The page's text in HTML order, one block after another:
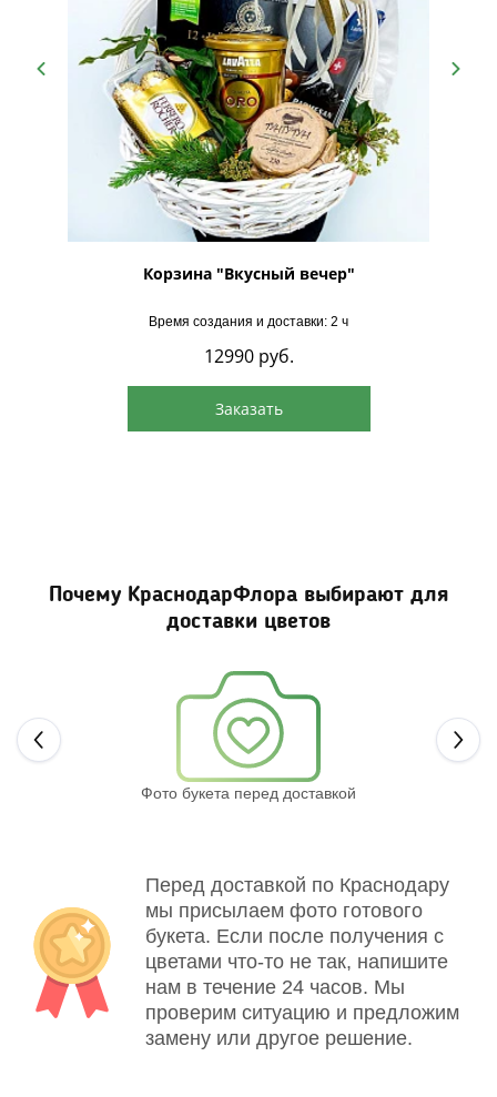
Корзина "Вкусный вечер"
Время создания и доставки: 2 ч
12990 руб.
Заказать
Почему КраснодарФлора выбирают для
доставки цветов
Фото букета перед доставкой
Перед доставкой по Краснодару
мы присылаем фото готового
букета. Если после получения с
цветами что-то не так, напишите
нам в течение 24 часов. Мы
проверим ситуацию и предложим
замену или другое решение.